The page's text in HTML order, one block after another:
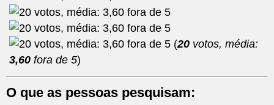
(20 votos, média:
3,60 fora de 5)
O que as pessoas pesquisam: